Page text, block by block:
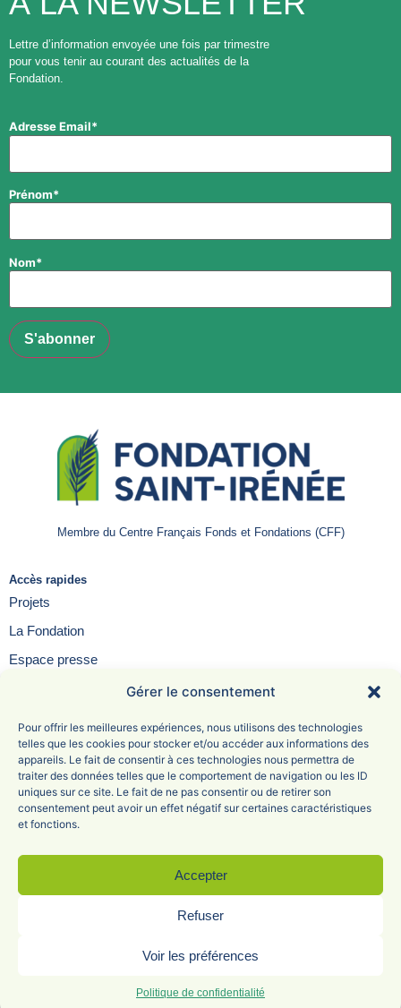
Gérer le consentement
Pour offrir les meilleures expériences, nous utilisons des technologies
telles que les cookies pour stocker et/ou accéder aux informations des
appareils. Le fait de consentir à ces technologies nous permettra de
traiter des données telles que le comportement de navigation ou les ID
uniques sur ce site. Le fait de ne pas consentir ou de retirer son
consentement peut avoir un effet négatif sur certaines caractéristiques
et fonctions.
Accepter
Refuser
Voir les préférences
Politique de confidentialité
Lettre d’information envoyée une fois par trimestre
pour vous tenir au courant des actualités de la
Fondation.
Adresse Email*
Prénom*
Nom*
Accès rapides
Projets
La Fondation
Espace presse
Membre du Centre Français Fonds et Fondations (CFF)
Fondation Saint-Irénée
6 Avenue Adolphe Max